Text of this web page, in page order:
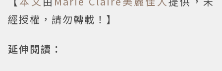
經授權，請勿轉載！】
延伸閱讀：